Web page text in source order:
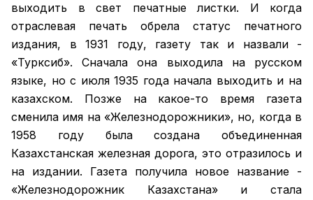
выходить в свет печатные листки. И когда
отраслевая печать обрела статус печатного
издания, в 1931 году, газету так и назвали -
«Турксиб». Сначала она выходила на русском
языке, но с июля 1935 года начала выходить и на
казахском. Позже на какое-то время газета
сменила имя на «Железнодорожники», но, когда в
1958 году была создана объединенная
Казахстанская железная дорога, это отразилось и
на издании. Газета получила новое название -
«Железнодорожник Казахстана» и стала